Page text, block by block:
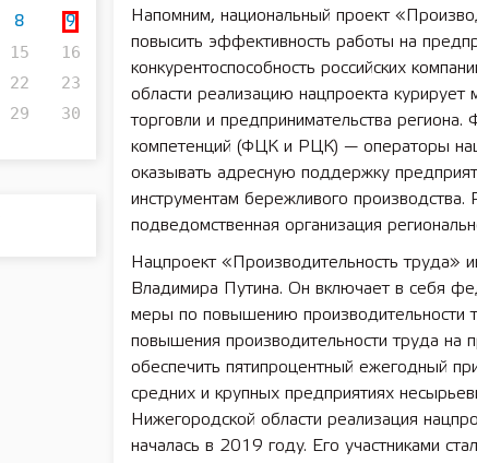
8 9
15
16
22
23
29
30
Напомним, национальный проект
повысить эффективность работы на
конкурентоспособность российских
области реализацию нацпроекта курирует
торговли и предпринимательства
компетенций (ФЦК и РЦК) — операторы
оказывать адресную поддержку
инструментам бережливого
подведомственная организация
Нацпроект «Производительность труда»
Владимира Путина. Он включает в себя
меры по повышению производительности
повышения производительности труда на
обеспечить пятипроцентный ежегодный
средних и крупных предприятиях
Нижегородской области реализация
началась в 2019 году. Его участниками